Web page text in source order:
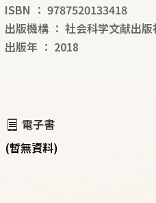
ISBN ： 9787520133418
出版機構 ： 社会科学文献出版
出版年 ： 2018
電子書
(暫無資料)